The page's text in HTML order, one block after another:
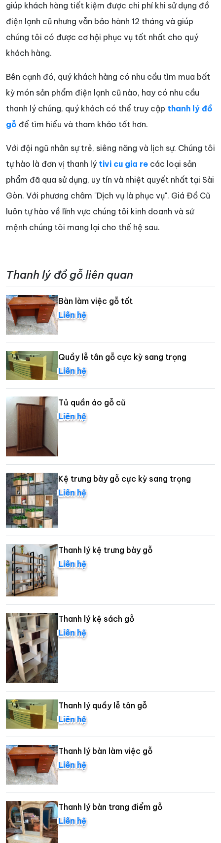
giúp khách hàng tiết kiệm được chi phí khi sử dụng đồ
điện lạnh cũ nhưng vẫn bảo hành 12 tháng và giúp
chúng tôi có được cơ hội phục vụ tốt nhất cho quý
khách hàng.
Bên cạnh đó, quý khách hàng có nhu cầu tìm mua bất
kỳ món sản phẩm điện lạnh cũ nào, hay có nhu cầu
thanh lý chúng, quý khách có thể truy cập thanh lý đồ
gỗ để tìm hiểu và tham khảo tốt hơn.
Với đội ngũ nhân sự trẻ, siêng năng và lịch sự. Chúng tôi
tự hào là đơn vị thanh lý tivi cu gia re các loại sản
phẩm đã qua sử dụng, uy tín và nhiệt quyết nhất tại Sài
Gòn. Với phương châm "Dịch vụ là phục vụ". Giá Đồ Cũ
luôn tự hào về lĩnh vực chúng tôi kinh doanh và sứ
mệnh chúng tôi mang lại cho thế hệ sau.
Thanh lý đồ gỗ liên quan
Bàn làm việc gỗ tốt
Liên hệ
Quầy lễ tân gỗ cực kỳ sang trọng
Liên hệ
Tủ quần áo gỗ cũ
Liên hệ
Kệ trưng bày gỗ cực kỳ sang trọng
Liên hệ
Thanh lý kệ trưng bày gỗ
Liên hệ
Thanh lý kệ sách gỗ
Liên hệ
Thanh lý quầy lễ tân gỗ
Liên hệ
Thanh lý bàn làm việc gỗ
Liên hệ
Thanh lý bàn trang điểm gỗ
Liên hệ